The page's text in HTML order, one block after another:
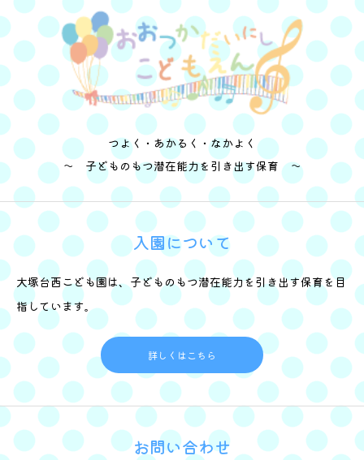
つよく・あかるく・なかよく
～ 子どものもつ潜在能力を引き出す保育 ～
入園について
大塚台西こども園は、子どものもつ潜在能力を引き出す保育を目
指しています。
詳しくはこちら
お問い合わせ